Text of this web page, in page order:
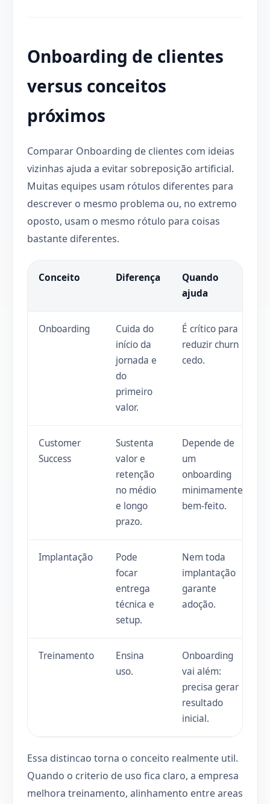
Onboarding de clientes
versus conceitos
próximos
Comparar Onboarding de clientes com ideias
vizinhas ajuda a evitar sobreposição artificial.
Muitas equipes usam rótulos diferentes para
descrever o mesmo problema ou, no extremo
oposto, usam o mesmo rótulo para coisas
bastante diferentes.
Conceito Diferença
Quando
ajuda
Onboarding
Cuida do
início da
jornada e
do
primeiro
valor.
É crítico para
reduzir churn
cedo.
Customer
Success
Sustenta
valor e
retenção
no médio
e longo
prazo.
Depende de
um
onboarding
minimamente
bem-feito.
Implantação
Pode
focar
entrega
técnica e
setup.
Nem toda
implantação
garante
adoção.
Treinamento
Ensina
uso.
Onboarding
vai além:
precisa gerar
resultado
inicial.
Essa distincao torna o conceito realmente util.
Quando o criterio de uso fica claro, a empresa
melhora treinamento, alinhamento entre areas